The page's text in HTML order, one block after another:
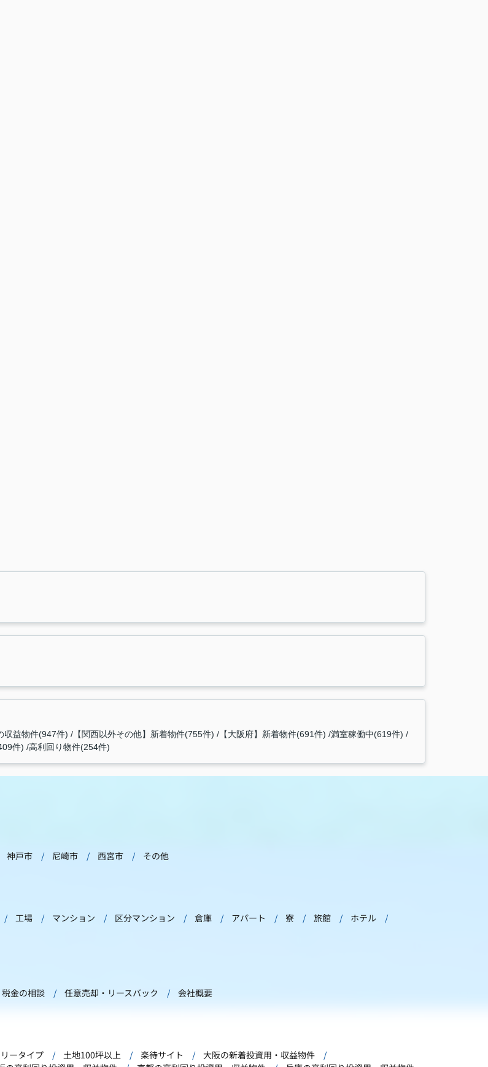
収益物件(947件) 【関西以外その他】新着物件(755件) 【大阪府】新着物件(691件) 満室稼働中(619件)
件) 高利回り物件(254件)
神戸市 尼崎市 西宮市 その他
工場 マンション 区分マンション 倉庫 アパート 寮 旅館
ホテル
税金の相談 任意売却・リースバック 会社概要
ータイプ 土地100坪以上 楽待サイト
大阪の新着投資用・収益物件